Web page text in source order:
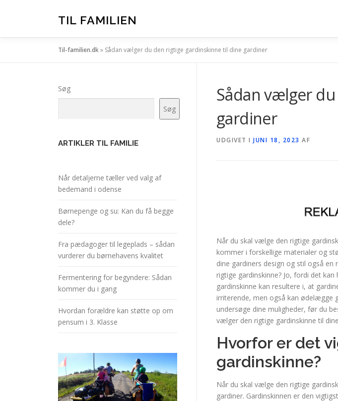
TIL FAMILIEN
Til-familien.dk» Sådan vælger du den rigtige gardinskinne til dine gardiner
Sådan vælger
gardiner
UDGIVET I JUNI 18, 2023 AF
Når du skal vælge den rigtige
kommer i forskellige materialer og
dine gardiners design og stil også
rigtige gardinskinne? Jo, fordi det
gardinskinne kan resultere i, at
irriterende, men også kan ødelægge
undersøge dine muligheder, før du
vælger den rigtige gardinskinne til
Hvorfor er det
gardinskinne?
Når du skal vælge den rigtige
gardiner. Gardinskinnen er den
Søg
Søg
ARTIKLER TIL FAMILIE
Når detaljerne tæller ved valg af
bedemand i odense
Børnepenge og su: Kan du få begge
dele?
Fra pædagoger til legeplads – sådan
vurderer du børnehavens kvalitet
Fermentering for begyndere: Sådan
kommer du i gang
Hvordan forældre kan støtte op om
pensum i 3. Klasse